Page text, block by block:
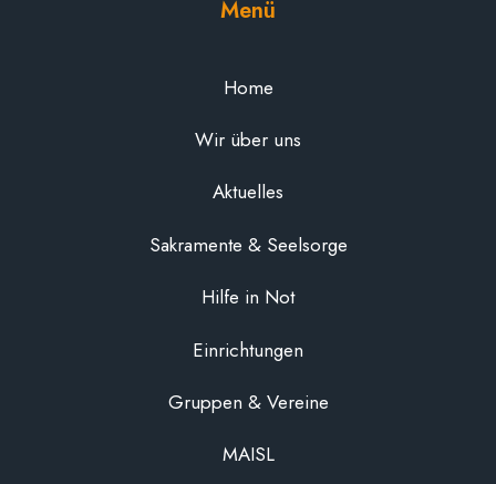
Menü
Home
Wir über uns
Aktuelles
Sakramente & Seelsorge
Hilfe in Not
Einrichtungen
Gruppen & Vereine
MAISL